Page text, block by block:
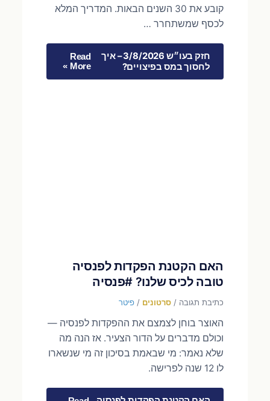
קובע את 30 השנים הבאות. המדריך המלא
לכסף שמשתחרר …
חזק בעו״ש 3/8/2026 – איך
לחסוך במס בפיצויים?
Read
More »
האם הקטנת הפקדות לפנסיה
טובה לכיס שלנו? #פנסיה
כתיבת תגובה /סרטונים /פיטר
האוצר בוחן לצמצם את ההפקדות לפנסיה —
וכולם מדברים על הדור הצעיר. אז הנה מה
שלא נאמר: מי שבאמת בסיכון זה מי שנשארו
לו 12 שנה לפרישה.